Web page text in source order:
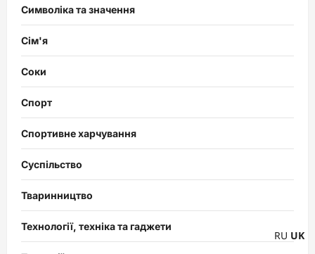
Символіка та значення
Сім'я
Соки
Спорт
Спортивне харчування
Суспільство
Тваринництво
Технології, техніка та гаджети
RU UK